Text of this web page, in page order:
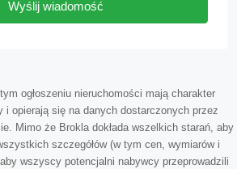
Wyślij wiadomość
ogłoszeniu nieruchomości mają charakter
i opierają się na danych dostarczonych przez
Mimo że Brokla dokłada wszelkich starań, aby
szczegółów (w tym cen, wymiarów i
wszyscy potencjalni nabywcy przeprowadzili